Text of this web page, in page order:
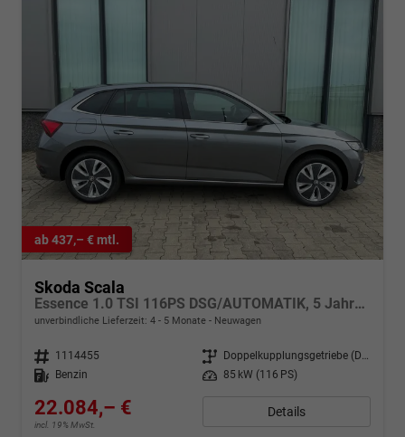
ab 437,– € mtl.
Skoda Scala
Essence 1.0 TSI 116PS DSG/AUTOMATIK, 5 Jahre Garantie, Klimaanlage, Parksensoren hinten, Infotainment 8", Full-LED-Scheinwerfer, Virtual Cockpit 8"
unverbindliche Lieferzeit: 4 - 5 Monate Neuwagen
Fahrzeugnr. 1114455 Getriebe
Doppelkupplungsgetriebe (DSG)
Kraftstoff
Benzin Leistung 85 kW (116 PS)
22.084,– €
incl. 19% MwSt.
Details